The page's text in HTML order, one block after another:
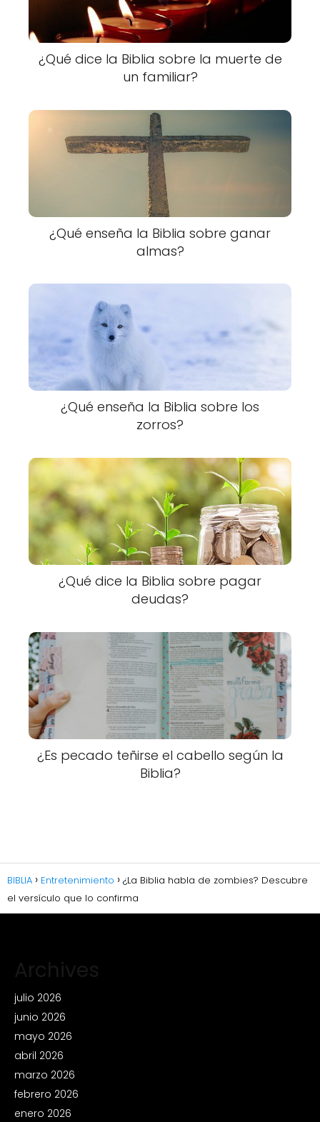
¿Qué dice la Biblia sobre la muerte de
un familiar?
¿Qué enseña la Biblia sobre ganar
almas?
¿Qué enseña la Biblia sobre los
zorros?
¿Qué dice la Biblia sobre pagar
deudas?
¿Es pecado teñirse el cabello según la
Biblia?
BIBLIA Entretenimiento
¿La Biblia habla de zombies? Descubre
el versículo que lo confirma
Archives
julio 2026
junio 2026
mayo 2026
abril 2026
marzo 2026
febrero 2026
enero 2026